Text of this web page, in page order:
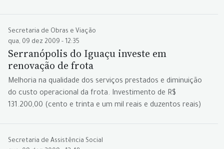
Secretaria de Obras e Viação
qua, 09 dez 2009 - 12:35
Serranópolis do Iguaçu investe em
renovação de frota
Melhoria na qualidade dos serviços prestados e diminuição
do custo operacional da frota. Investimento de R$
131.200,00 (cento e trinta e um mil reais e duzentos reais)
Secretaria de Assistência Social